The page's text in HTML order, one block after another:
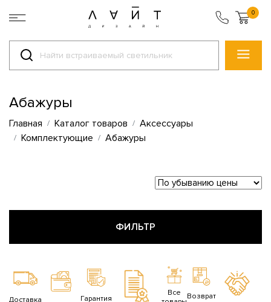
0
Абажуры
Главная Каталог товаров
Аксессуары
Комплектующие
Абажуры
ФИЛЬТР
Доставка
Гарантия
Все
Возврат